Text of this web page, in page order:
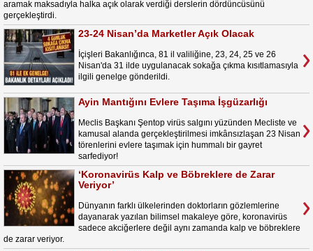
aramak maksadıyla halka açık olarak verdiği derslerin dördüncüsünü
gerçekleştirdi.
23-24 Nisan’da Marketler Açık Olacak
İçişleri Bakanlığınca, 81 il valiliğine, 23, 24, 25 ve 26
Nisan'da 31 ilde uygulanacak sokağa çıkma kısıtlamasıyla
ilgili genelge gönderildi.
Ayin Mantığını Evlere Taşıma İşgüzarlığı
Meclis Başkanı Şentop virüs salgını yüzünden Mecliste ve
kamusal alanda gerçekleştirilmesi imkânsızlaşan 23 Nisan
törenlerini evlere taşımak için hummalı bir gayret
sarfediyor!
‘Koronavirüs Kalp ve Böbreklere de Zarar
Veriyor’
Dünyanın farklı ülkelerinden doktorların gözlemlerine
dayanarak yazılan bilimsel makaleye göre, koronavirüs
sadece akciğerlere değil aynı zamanda kalp ve böbreklere
de zarar veriyor.